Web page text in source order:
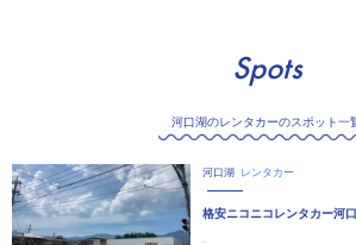
Spots
河口湖のレンタカーのスポット一
河口湖 レンタカー
格安ニコニコレンタカー河
-